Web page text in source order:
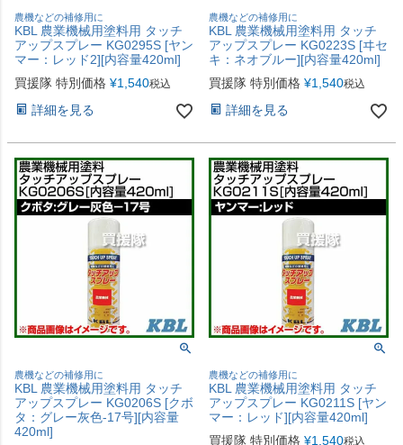
農機などの補修用に
KBL 農業機械用塗料用 タッチ
アップスプレー KG0295S [ヤン
マー：レッド2][内容量420ml]
買援隊 特別価格 ¥1,540税込
詳細を見る
農機などの補修用に
KBL 農業機械用塗料用 タッチ
アップスプレー KG0223S [ヰセ
キ：ネオブルー][内容量420ml]
買援隊 特別価格 ¥1,540税込
詳細を見る
農機などの補修用に
KBL 農業機械用塗料用 タッチ
アップスプレー KG0206S [クボ
タ：グレー灰色-17号][内容量
420ml]
農機などの補修用に
KBL 農業機械用塗料用 タッチ
アップスプレー KG0211S [ヤン
マー：レッド][内容量420ml]
買援隊 特別価格 ¥1,540税込